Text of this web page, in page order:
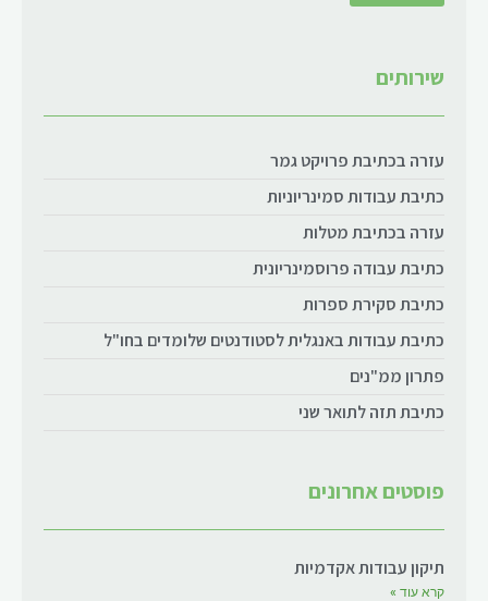
שירותים
עזרה בכתיבת פרויקט גמר
כתיבת עבודות סמינריוניות
עזרה בכתיבת מטלות
כתיבת עבודה פרוסמינריונית
כתיבת סקירת ספרות
כתיבת עבודות באנגלית לסטודנטים שלומדים בחו"ל
פתרון ממ"נים
כתיבת תזה לתואר שני
פוסטים אחרונים
תיקון עבודות אקדמיות
קרא עוד »